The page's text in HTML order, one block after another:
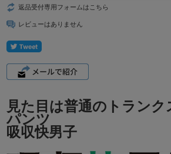
返品受付専用フォームはこちら
レビューはありません
見た目は普通のトラン
パンツ
吸収快男子